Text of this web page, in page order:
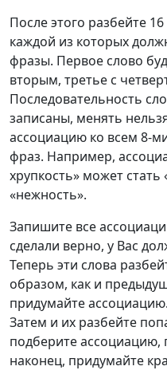
После этого разбейте
каждой из которых
фразы. Первое слово
вторым, третье с
Последовательность
записаны, менять
ассоциацию ко всем 8-
фраз. Например,
хрупкость» может
«нежность».
Запишите все
сделали верно, у Вас
Теперь эти слова
образом, как и
придумайте
Затем и их разбейте
подберите ассоциацию,
наконец, придумайте